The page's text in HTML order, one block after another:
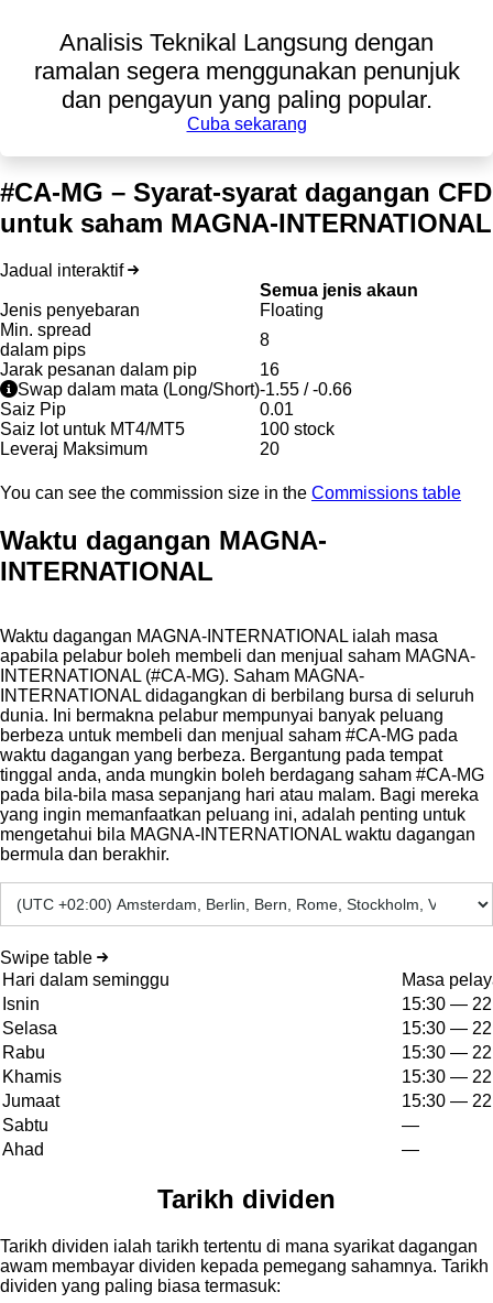
Analisis Teknikal Langsung dengan
ramalan segera menggunakan penunjuk
dan pengayun yang paling popular.
Cuba sekarang
#CA-MG – Syarat-syarat dagangan CFD
untuk saham MAGNA-INTERNATIONAL
Jadual interaktif
Semua jenis akaun
Jenis penyebaran
Floating
Min. spread
dalam pips
8
Jarak pesanan dalam pip
16
Swap dalam mata (Long/Short)-1.55 /-0.66
Saiz Pip
0.01
Saiz lot untuk MT4/MT5
100 stock
Leveraj Maksimum
20
You can see the commission size in the Commissions table
Waktu dagangan MAGNA-
INTERNATIONAL
Waktu dagangan MAGNA-INTERNATIONAL ialah masa
apabila pelabur boleh membeli dan menjual saham MAGNA-
INTERNATIONAL (#CA-MG). Saham MAGNA-
INTERNATIONAL didagangkan di berbilang bursa di seluruh
dunia. Ini bermakna pelabur mempunyai banyak peluang
berbeza untuk membeli dan menjual saham #CA-MG pada
waktu dagangan yang berbeza. Bergantung pada tempat
tinggal anda, anda mungkin boleh berdagang saham #CA-MG
pada bila-bila masa sepanjang hari atau malam. Bagi mereka
yang ingin memanfaatkan peluang ini, adalah penting untuk
mengetahui bila MAGNA-INTERNATIONAL waktu dagangan
bermula dan berakhir.
Swipe table
Hari dalam seminggu
Masa
Isnin
15:30 —
Selasa
15:30 —
Rabu
15:30 —
Khamis
15:30 —
Jumaat
15:30 —
Sabtu
—
Ahad
—
Tarikh dividen
Tarikh dividen ialah tarikh tertentu di mana syarikat dagangan
awam membayar dividen kepada pemegang sahamnya. Tarikh
dividen yang paling biasa termasuk: